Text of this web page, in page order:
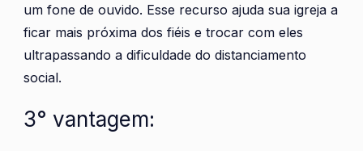
um fone de ouvido. Esse recurso ajuda sua igreja a
ficar mais próxima dos fiéis e trocar com eles
ultrapassando a dificuldade do distanciamento
social.
3° vantagem: